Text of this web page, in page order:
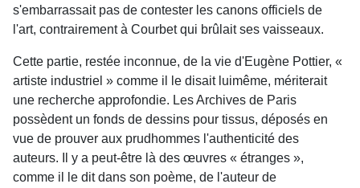
s'embarrassait pas de contester les canons officiels de
l'art, contrairement à Courbet qui brûlait ses vaisseaux.
Cette partie, restée inconnue, de la vie d'Eugène Pottier, «
artiste industriel » comme il le disait luimême, mériterait
une recherche approfondie. Les Archives de Paris
possèdent un fonds de dessins pour tissus, déposés en
vue de prouver aux prudhommes l'authenticité des
auteurs. Il y a peut-être là des œuvres « étranges »,
comme il le dit dans son poème, de l'auteur de